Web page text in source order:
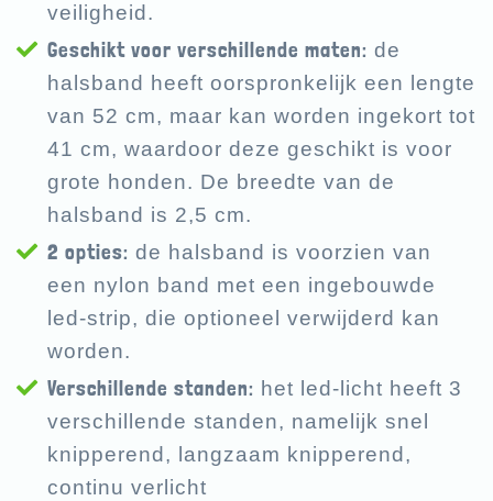
veiligheid.
Geschikt voor verschillende maten: de
halsband heeft oorspronkelijk een lengte
van 52 cm, maar kan worden ingekort tot
41 cm, waardoor deze geschikt is voor
grote honden. De breedte van de
halsband is 2,5 cm.
2 opties: de halsband is voorzien van
een nylon band met een ingebouwde
led-strip, die optioneel verwijderd kan
worden.
Verschillende standen: het led-licht heeft 3
verschillende standen, namelijk snel
knipperend, langzaam knipperend,
continu verlicht